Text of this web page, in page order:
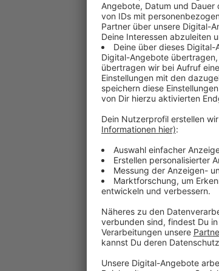
Die
18:30
Team
Anzeige
Hier